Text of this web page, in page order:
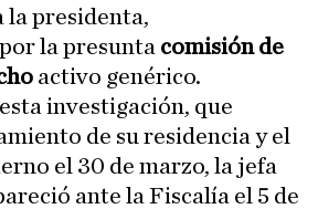
la presidenta,
la presunta comisión de
activo genérico.
investigación, que
de su residencia y el
el 30 de marzo, la jefa
ante la Fiscalía el 5 de